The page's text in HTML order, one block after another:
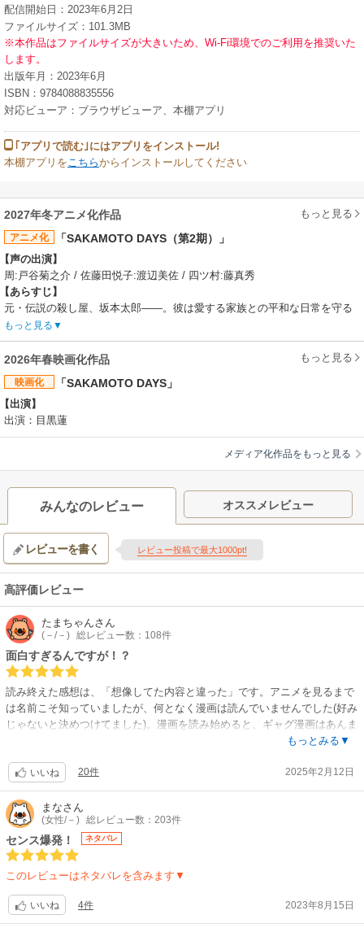
配信開始日：2023年6月2日
ファイルサイズ：101.3MB
※本作品はファイルサイズが大きいため、Wi-Fi環境でのご利用を推奨いた
します。
出版年月：2023年6月
ISBN：9784088835556
対応ビューア：ブラウザビューア、本棚アプリ
｢アプリで読む｣にはアプリをインストール!
本棚アプリを こちらからインストールしてください
2027年冬アニメ化作品 もっと見る
アニメ化 「SAKAMOTO DAYS（第2期）」
声の出演】
周:戸谷菊之介 / 佐藤田悦子:渡辺美佐 / 四ツ村:藤真秀
あらすじ】
元・伝説の殺し屋、坂本太郎――。彼は愛する家族との平和な日常を守る
為、再び戦場へと足を踏み入れる！暗躍する×（スラー）の情報をゲットす
べく、坂本は、シンと共にJCCへの潜入捜査をスタート。一方、京都任務
に向かうORDERの南雲、神々廻、大佛は、そこで想定外の刺客に襲撃され
る……！様々な謀略が渦巻く中、若き日の坂本、南雲、リオン、そして
X（スラー）の因縁が今、明かされる――。衝撃のソリッドアクションスト
ーリー第2期、遂に開幕‼
制作会社】
トムス・エンタテインメント
原作:鈴木祐斗
総監督:渡辺正樹 / 監督:中島大輔
シリーズ構成:岸本卓 / キャラクターデザイン:森山洋 / 音楽:林ゆうき
公式サイト「SAKAMOTO DAYS（第2期）」
もっと見る
2026年春映画化作品 もっと見る
映画化 「SAKAMOTO DAYS」
出演】
出演：目黒蓮
メディア化作品をもっと見る
みんなのレビュー オススメレビュー
レビューを書く レビュー投稿で最大1000pt!
高評価レビュー
たまちゃんさん
(－/－) 総レビュー数：108件
面白すぎるんですが！？
読み終えた感想は、「想像してた内容と違った」です。アニメを見るまで
は名前こそ知っていましたが、何となく漫画は読んでいませんでした(好み
じゃないと決めつけてました)。漫画を読み始めると、ギャグ漫画はあんま
り読まないけどまあまあ面白いな〜くらいだったのが、次第に雰囲気が変
者？から物語が進んでいき、そしてどんどん続きが気になって手が止まら
なくなっていきます(私は1日かけて全部読み切ってしまいました)。そし
て…南雲がめえぇぇっちゃくちゃかあっっっこいいいってなりました。笑
嘘つき、変装の達人、イケメン、強い、最高じゃないっすか…。あ、いや
でも登場人物全員かなりかっこいいな！？敵すらかっこいいし、スラーの
過去を知ってからは何とも言えない気持ちに…。戦闘シーンが最高すぎて
ワクワクします。初めは坂本さんの最強に痺れましたが、作者の絶妙なギ
ャンプの代表作品がどんどん終わっていく中で、ジャンプどうなるんだろ
うと勝手に心配してましたが、サカモトデイズ、十分ジャンプを支えてい
もっとみる▼
いいね 20件 2025年2月12日
まなさん
(女性/－) 総レビュー数：203件
センス爆発！ ネタバレ
このレビューはネタバレを含みます▼
いいね 4件 2023年8月15日